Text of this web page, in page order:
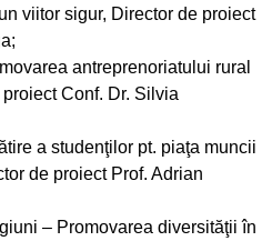
viitor sigur, Director de proiect
antreprenoriatului rural
Conf. Dr. Silvia
a studenţilor pt. piaţa muncii
de proiect Prof. Adrian
– Promovarea diversităţii în